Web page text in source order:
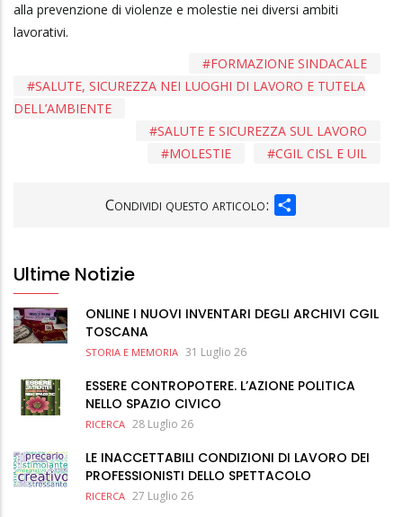
alla prevenzione di violenze e molestie nei diversi ambiti
lavorativi.
FORMAZIONE SINDACALE
SALUTE, SICUREZZA NEI LUOGHI DI LAVORO E TUTELA
DELL’AMBIENTE
SALUTE E SICUREZZA SUL LAVORO
CGIL CISL E UIL
MOLESTIE
Condividi questo articolo:
Ultime Notizie
ONLINE I NUOVI INVENTARI DEGLI ARCHIVI CGIL
TOSCANA
STORIA E MEMORIA 31 Luglio 26
ESSERE CONTROPOTERE. L’AZIONE POLITICA
NELLO SPAZIO CIVICO
RICERCA 28 Luglio 26
LE INACCETTABILI CONDIZIONI DI LAVORO DEI
PROFESSIONISTI DELLO SPETTACOLO
RICERCA 27 Luglio 26